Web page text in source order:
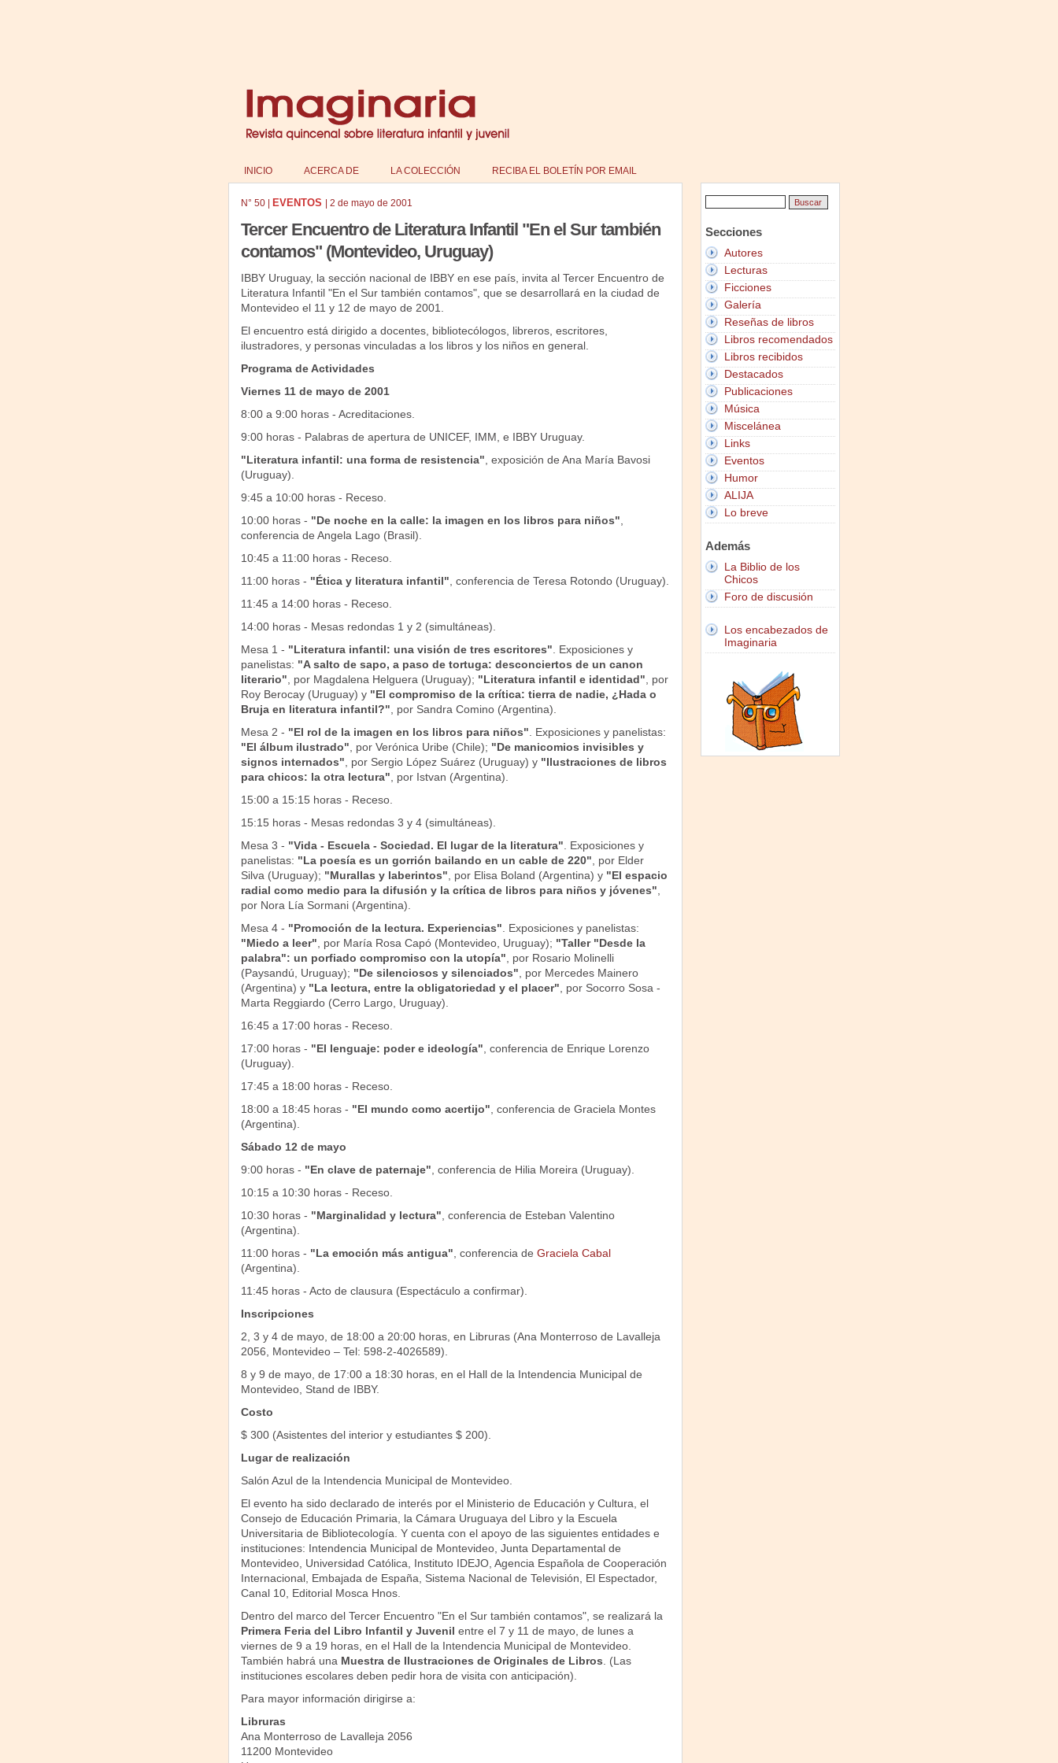
INICIO ACERCA DE LA COLECCIÓN RECIBA EL BOLETÍN POR EMAIL
N° 50| EVENTOS 2 de mayo de 2001
Tercer Encuentro de Literatura Infantil "En el Sur también
contamos" (Montevideo, Uruguay)
IBBY Uruguay, la sección nacional de IBBY en ese país, invita al Tercer Encuentro de
Literatura Infantil "En el Sur también contamos", que se desarrollará en la ciudad de
Montevideo el 11 y 12 de mayo de 2001.
El encuentro está dirigido a docentes, bibliotecólogos, libreros, escritores,
ilustradores, y personas vinculadas a los libros y los niños en general.
Programa de Actividades
Viernes 11 de mayo de 2001
8:00 a 9:00 horas - Acreditaciones.
9:00 horas - Palabras de apertura de UNICEF, IMM, e IBBY Uruguay.
"Literatura infantil: una forma de resistencia" , exposición de Ana María Bavosi
(Uruguay).
9:45 a 10:00 horas - Receso.
10:00 horas - "De noche en la calle: la imagen en los libros para niños"
conferencia de Angela Lago (Brasil).
10:45 a 11:00 horas - Receso.
11:00 horas - "Ética y literatura infantil" , conferencia de Teresa Rotondo (Uruguay).
11:45 a 14:00 horas - Receso.
14:00 horas - Mesas redondas 1 y 2 (simultáneas).
Mesa 1 - "Literatura infantil: una visión de tres escritores" . Exposiciones y
panelistas: "A salto de sapo, a paso de tortuga: desconciertos de un canon
literario" , por Magdalena Helguera (Uruguay); "Literatura infantil e identidad" , por
Roy Berocay (Uruguay) y "El compromiso de la crítica: tierra de nadie, ¿Hada o
Bruja en literatura infantil?" , por Sandra Comino (Argentina).
Mesa 2 - "El rol de la imagen en los libros para niños" . Exposiciones y panelistas:
"El álbum ilustrado" , por Verónica Uribe (Chile); "De manicomios invisibles y
signos internados" , por Sergio López Suárez (Uruguay) y "Ilustraciones de libros
para chicos: la otra lectura" , por Istvan (Argentina).
15:00 a 15:15 horas - Receso.
15:15 horas - Mesas redondas 3 y 4 (simultáneas).
Mesa 3 - "Vida - Escuela - Sociedad. El lugar de la literatura" . Exposiciones y
panelistas: "La poesía es un gorrión bailando en un cable de 220" , por Elder
Silva (Uruguay); "Murallas y laberintos" , por Elisa Boland (Argentina) y "El espacio
radial como medio para la difusión y la crítica de libros para niños y jóvenes"
por Nora Lía Sormani (Argentina).
Mesa 4 - "Promoción de la lectura. Experiencias" . Exposiciones y panelistas:
"Miedo a leer" , por María Rosa Capó (Montevideo, Uruguay); "Taller "Desde la
palabra": un porfiado compromiso con la utopía" , por Rosario Molinelli
(Paysandú, Uruguay); "De silenciosos y silenciados" , por Mercedes Mainero
(Argentina) y "La lectura, entre la obligatoriedad y el placer" , por Socorro Sosa -
Marta Reggiardo (Cerro Largo, Uruguay).
16:45 a 17:00 horas - Receso.
17:00 horas - "El lenguaje: poder e ideología" , conferencia de Enrique Lorenzo
(Uruguay).
17:45 a 18:00 horas - Receso.
18:00 a 18:45 horas - "El mundo como acertijo" , conferencia de Graciela Montes
(Argentina).
Sábado 12 de mayo
9:00 horas - "En clave de paternaje" , conferencia de Hilia Moreira (Uruguay).
10:15 a 10:30 horas - Receso.
10:30 horas - "Marginalidad y lectura" , conferencia de Esteban Valentino
(Argentina).
11:00 horas - "La emoción más antigua" , conferencia de Graciela Cabal
(Argentina).
11:45 horas - Acto de clausura (Espectáculo a confirmar).
Inscripciones
2, 3 y 4 de mayo, de 18:00 a 20:00 horas, en Libruras (Ana Monterroso de Lavalleja
2056, Montevideo – Tel: 598-2-4026589).
8 y 9 de mayo, de 17:00 a 18:30 horas, en el Hall de la Intendencia Municipal de
Montevideo, Stand de IBBY.
Costo
$ 300 (Asistentes del interior y estudiantes $ 200).
Lugar de realización
Salón Azul de la Intendencia Municipal de Montevideo.
El evento ha sido declarado de interés por el Ministerio de Educación y Cultura, el
Consejo de Educación Primaria, la Cámara Uruguaya del Libro y la Escuela
Universitaria de Bibliotecología. Y cuenta con el apoyo de las siguientes entidades e
instituciones: Intendencia Municipal de Montevideo, Junta Departamental de
Montevideo, Universidad Católica, Instituto IDEJO, Agencia Española de Cooperación
Internacional, Embajada de España, Sistema Nacional de Televisión, El Espectador,
Canal 10, Editorial Mosca Hnos.
Dentro del marco del Tercer Encuentro "En el Sur también contamos", se realizará la
Primera Feria del Libro Infantil y Juvenil entre el 7 y 11 de mayo, de lunes a
viernes de 9 a 19 horas, en el Hall de la Intendencia Municipal de Montevideo.
También habrá una Muestra de Ilustraciones de Originales de Libros . (Las
instituciones escolares deben pedir hora de visita con anticipación).
Para mayor información dirigirse a:
Libruras
Ana Monterroso de Lavalleja 2056
11200 Montevideo
Secciones
Autores
Lecturas
Ficciones
Galería
Reseñas de libros
Libros recomendados
Libros recibidos
Destacados
Publicaciones
Música
Miscelánea
Links
Eventos
Humor
ALIJA
Lo breve
Además
La Biblio de los
Chicos
Foro de discusión
Los encabezados de
Imaginaria